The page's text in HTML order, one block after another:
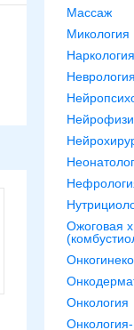
Массаж
Микология
Наркология
Неврология
Ожоговая
Онкология